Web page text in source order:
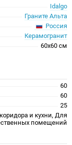
Idalgo
Граните Альта
Россия
Керамогранит
60x60 см
60
60
25
и кухни, Для
помещений